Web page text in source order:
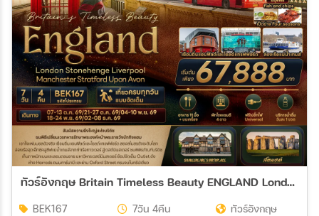
ทัวร์อังกฤษ Britain Timeless Beauty ENGLAND London Stonehenge Liverpool Manchester Stratford Upon Avon 7วัน 4คืน (EK)
BEK167 7วัน 4คืน
ทัวร์อังกฤษ